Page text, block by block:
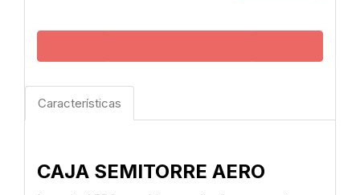
Características
CAJA SEMITORRE AERO